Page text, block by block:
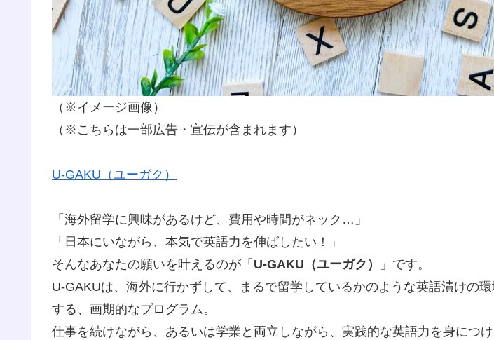
（※イメージ画像）
（※こちらは一部広告・宣伝が含まれます）
U-GAKU（ユーガク）
「海外留学に興味があるけど、費用や時間がネック…」
「日本にいながら、本気で英語力を伸ばしたい！」
そんなあなたの願いを叶えるのが「 U-GAKU（ユーガク）
」です。
U-GAKUは、海外に行かずして、まるで留学しているかのような英語漬けの
する、画期的なプログラム。
仕事を続けながら、あるいは学業と両立しながら、実践的な英語力を身につ